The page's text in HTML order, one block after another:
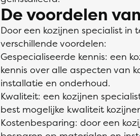
De voordelen
Door een kozijnen specialist in
verschillende voordelen:
Gespecialiseerde kennis: een
kennis over alle aspecten van
installatie en onderhoud.
Kwaliteit: een kozijnen
best mogelijke kwaliteit
Kostenbesparing: door een